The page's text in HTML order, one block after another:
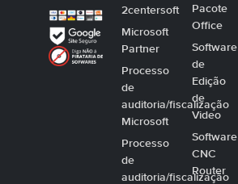
2centersoft
Microsoft
Partner
Processo
de
auditoria/fiscalização
Microsoft
Processo
de
auditoria/fiscalização
Pacote
Office
Software
de
Edição
de
Video
Software
CNC
Router